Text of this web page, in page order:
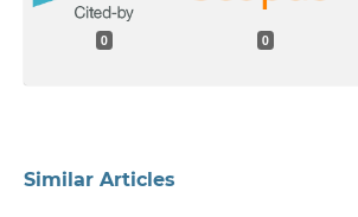
0 0
Similar Articles